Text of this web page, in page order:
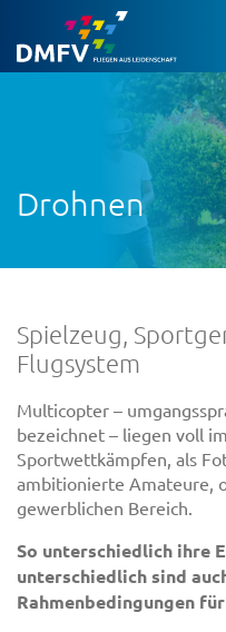
Drohnen
Spielzeug,
Flugsystem
Multicopter –
bezeichnet – liegen voll
Sportwettkämpfen, als
ambitionierte Amateure,
gewerblichen Bereich.
So unterschiedlich ihre
unterschiedlich sind
Rahmenbedingungen